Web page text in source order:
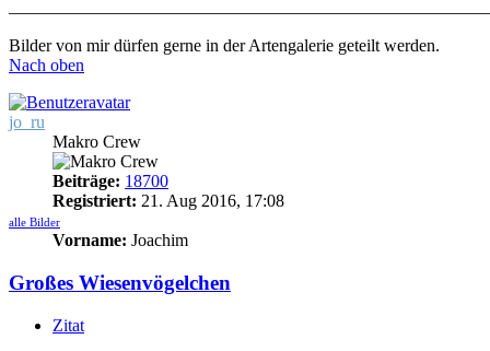
Bilder von mir dürfen gerne in der Artengalerie geteilt werden.
Nach oben
jo_ru
Makro Crew
Beiträge: 18700
Registriert: 21. Aug 2016, 17:08
alle Bilder
Vorname: Joachim
Großes Wiesenvögelchen
Zitat